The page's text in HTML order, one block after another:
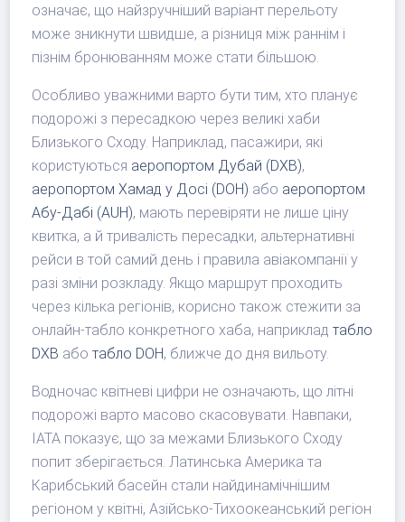
означає, що найзручніший варіант перельоту
може зникнути швидше, а різниця між раннім і
пізнім бронюванням може стати більшою.
Особливо уважними варто бути тим, хто планує
подорожі з пересадкою через великі хаби
Близького Сходу. Наприклад, пасажири, які
користуються аеропортом Дубай (DXB),
аеропортом Хамад у Досі (DOH) або аеропортом
Абу-Дабі (AUH), мають перевіряти не лише ціну
квитка, а й тривалість пересадки, альтернативні
рейси в той самий день і правила авіакомпанії у
разі зміни розкладу. Якщо маршрут проходить
через кілька регіонів, корисно також стежити за
онлайн-табло конкретного хаба, наприкладтабло
DXB аботабло DOH, ближче до дня вильоту.
Водночас квітневі цифри не означають, що літні
подорожі варто масово скасовувати. Навпаки,
IATA показує, що за межами Близького Сходу
попит зберігається. Латинська Америка та
Карибський басейн стали найдинамічнішим
регіоном у квітні, Азійсько-Тихоокеанський регіон